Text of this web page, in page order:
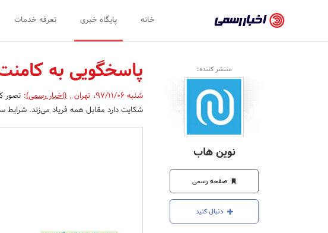
رسمی
-
اخبار
تایید
شده
شرکت‌ها،
سازمان‌ها
و
روابط
عمومی‌ها
خانه پایگاه خبری تعرفه خدمات
منتشر کننده:
نوین هاب
صفحه رسمی
دنبال کنید
پاسخگویی به
شنبه 97/11/06 ، تهران ,(اخبار رسمی): تصور
شکایت دارد مقابل همه فریاد می‌زند. شرایط